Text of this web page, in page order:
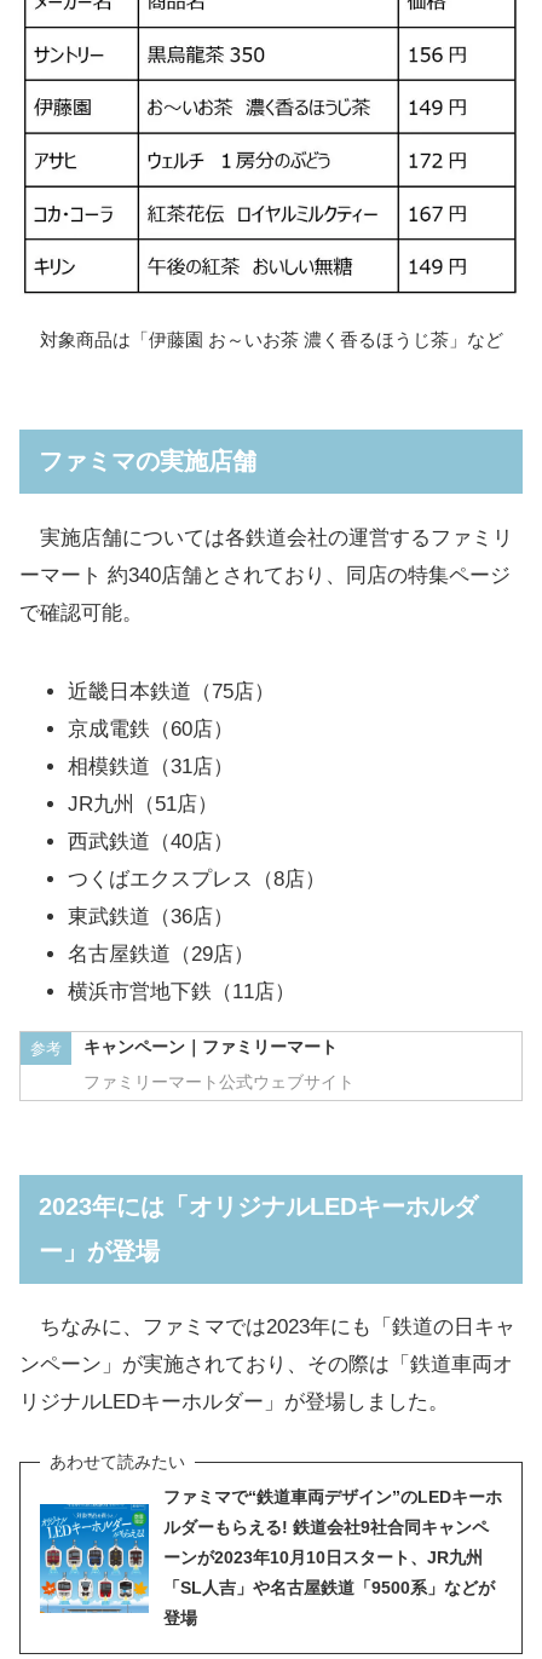
対象商品は「伊藤園 お～いお茶 濃く香るほうじ茶」など
ファミマの実施店舗
実施店舗については各鉄道会社の運営するファミリ
ーマート 約340店舗とされており、同店の特集ページ
で確認可能。
近畿日本鉄道（75店）
京成電鉄（60店）
相模鉄道（31店）
JR九州（51店）
西武鉄道（40店）
つくばエクスプレス（8店）
東武鉄道（36店）
名古屋鉄道（29店）
横浜市営地下鉄（11店）
参考 キャンペーン｜ファミリーマート
ファミリーマート公式ウェブサイト
2023年には「オリジナルLEDキーホルダ
ー」が登場
ちなみに、ファミマでは2023年にも「鉄道の日キャ
ンペーン」が実施されており、その際は「鉄道車両オ
リジナルLEDキーホルダー」が登場しました。
ファミマで“鉄道車両デザイン”のLEDキーホ
ルダーもらえる! 鉄道会社9社合同キャンペ
ーンが2023年10月10日スタート、JR九州
「SL人吉」や名古屋鉄道「9500系」などが
登場